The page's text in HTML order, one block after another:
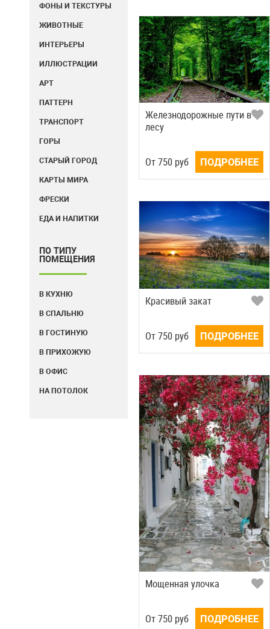
ФОНЫ И ТЕКСТУРЫ
ЖИВОТНЫЕ
ИНТЕРЬЕРЫ
ИЛЛЮСТРАЦИИ
АРТ
ПАТТЕРН
ТРАНСПОРТ
ГОРЫ
СТАРЫЙ ГОРОД
КАРТЫ МИРА
ФРЕСКИ
ЕДА И НАПИТКИ
ПО ТИПУ
ПОМЕЩЕНИЯ
В КУХНЮ
В СПАЛЬНЮ
В ГОСТИНУЮ
В ПРИХОЖУЮ
В ОФИС
НА ПОТОЛОК
Железнодорожные пути в
лесу
Oт750руб ПОДРОБНЕЕ
Красивый закат
Oт750руб ПОДРОБНЕЕ
Мощенная улочка
Oт750руб ПОДРОБНЕЕ